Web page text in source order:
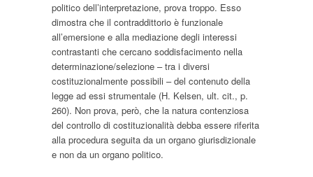
politico dell’interpretazione, prova troppo. Esso
dimostra che il contraddittorio è funzionale
all’emersione e alla mediazione degli interessi
contrastanti che cercano soddisfacimento nella
determinazione/selezione – tra i diversi
costituzionalmente possibili – del contenuto della
legge ad essi strumentale (H. Kelsen, ult. cit., p.
260). Non prova, però, che la natura contenziosa
del controllo di costituzionalità debba essere riferita
alla procedura seguita da un organo giurisdizionale
e non da un organo politico.